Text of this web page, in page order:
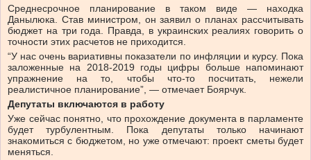
Среднесрочное планирование в таком виде — находка
Данылюка. Став министром, он заявил о планах рассчитывать
бюджет на три года. Правда, в украинских реалиях говорить о
точности этих расчетов не приходится.
“У нас очень вариативны показатели по инфляции и курсу. Пока
заложенные на 2018-2019 годы цифры больше напоминают
упражнение на то, чтобы что-то посчитать, нежели
реалистичное планирование”, — отмечает Боярчук.
Депутаты включаются в работу
Уже сейчас понятно, что прохождение документа в парламенте
будет турбулентным. Пока депутаты только начинают
знакомиться с бюджетом, но уже отмечают: проект сметы будет
меняться.